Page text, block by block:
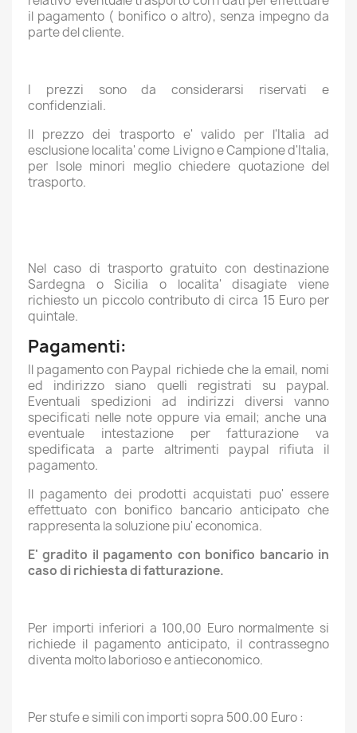
il pagamento ( bonifico o altro), senza impegno da
parte del cliente.
I prezzi sono da considerarsi riservati e
confidenziali.
Il prezzo dei trasporto e' valido per l'Italia ad
esclusione localita' come Livigno e Campione d'Italia,
per Isole minori meglio chiedere quotazione del
trasporto.
Nel caso di trasporto gratuito con destinazione
Sardegna o Sicilia o localita' disagiate viene
richiesto un piccolo contributo di circa 15 Euro per
quintale.
Pagamenti:
Il pagamento con Paypal richiede che la email, nomi
ed indirizzo siano quelli registrati su paypal.
Eventuali spedizioni ad indirizzi diversi vanno
specificati nelle note oppure via email; anche una
eventuale intestazione per fatturazione va
spedificata a parte altrimenti paypal rifiuta il
pagamento.
Il pagamento dei prodotti acquistati puo' essere
effettuato con bonifico bancario anticipato che
rappresenta la soluzione piu' economica.
E' gradito il pagamento con bonifico bancario in
caso di richiesta di fatturazione.
Per importi inferiori a 100,00 Euro normalmente si
richiede il pagamento anticipato, il contrassegno
diventa molto laborioso e antieconomico.
Per stufe e simili con importi sopra 500.00 Euro :